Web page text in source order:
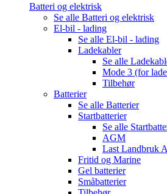
Batteri og elektrisk
Se alle Batteri og elektrisk
El-bil - lading
Se alle El-bil - lading
Ladekabler
Se alle
Mode 3 (for
Tilbehør
Batterier
Se alle Batterier
Startbatterier
Se alle
AGM
Last Landbruk
Fritid og Marine
Gel batterier
Småbatterier